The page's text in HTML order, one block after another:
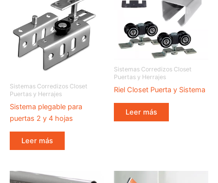
Sistemas Corredizos Closet
Puertas y Herrajes
Sistema plegable para
puertas 2 y 4 hojas
Leer más
Sistemas Corredizos Closet
Puertas y Herrajes
Riel Closet Puerta y Sistema
Leer más